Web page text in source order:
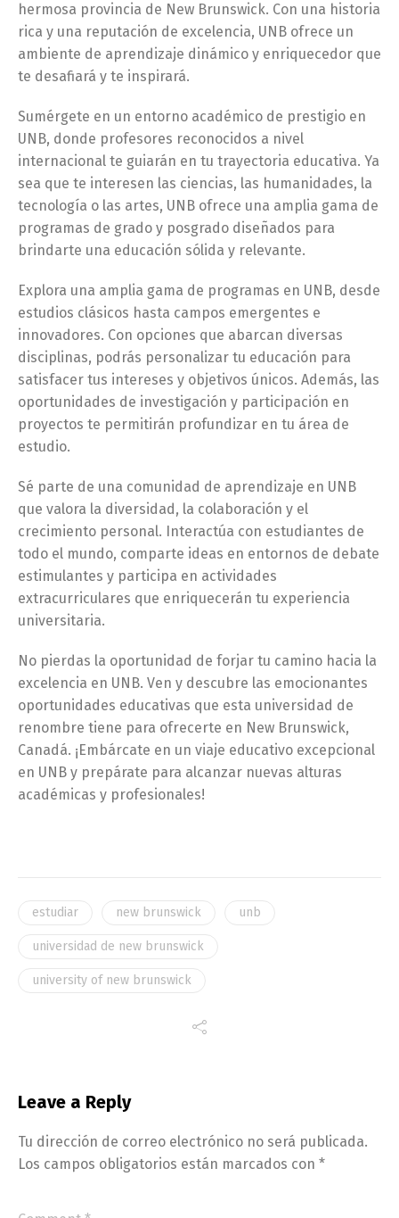
hermosa provincia de New Brunswick. Con una historia
rica y una reputación de excelencia, UNB ofrece un
ambiente de aprendizaje dinámico y enriquecedor que
te desafiará y te inspirará.
Sumérgete en un entorno académico de prestigio en
UNB, donde profesores reconocidos a nivel
internacional te guiarán en tu trayectoria educativa. Ya
sea que te interesen las ciencias, las humanidades, la
tecnología o las artes, UNB ofrece una amplia gama de
programas de grado y posgrado diseñados para
brindarte una educación sólida y relevante.
Explora una amplia gama de programas en UNB, desde
estudios clásicos hasta campos emergentes e
innovadores. Con opciones que abarcan diversas
disciplinas, podrás personalizar tu educación para
satisfacer tus intereses y objetivos únicos. Además, las
oportunidades de investigación y participación en
proyectos te permitirán profundizar en tu área de
estudio.
Sé parte de una comunidad de aprendizaje en UNB
que valora la diversidad, la colaboración y el
crecimiento personal. Interactúa con estudiantes de
todo el mundo, comparte ideas en entornos de debate
estimulantes y participa en actividades
extracurriculares que enriquecerán tu experiencia
universitaria.
No pierdas la oportunidad de forjar tu camino hacia la
excelencia en UNB. Ven y descubre las emocionantes
oportunidades educativas que esta universidad de
renombre tiene para ofrecerte en New Brunswick,
Canadá. ¡Embárcate en un viaje educativo excepcional
en UNB y prepárate para alcanzar nuevas alturas
académicas y profesionales!
estudiar new brunswick unb
universidad de new brunswick
university of new brunswick
Leave a Reply
Tu dirección de correo electrónico no será publicada.
Los campos obligatorios están marcados con *